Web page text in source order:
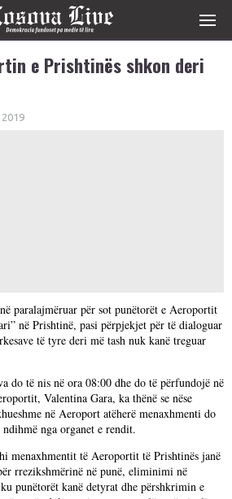
e Prishtinës shkon deri
paralajmëruar për sot punëtorët e Aeroportit
në Prishtinë, pasi përpjekjet për të dialoguar
të tyre deri më tash nuk kanë treguar
do të nis në ora 08:00 dhe do të përfundojë në
Valentina Gara, ka thënë se nëse
në Aeroport atëherë menaxhmenti do
nga organet e rendit.
menaxhmentit të Aeroportit të Prishtinës janë
rrezikshmërinë në punë, eliminimi në
punëtorët kanë detyrat dhe përshkrimin e